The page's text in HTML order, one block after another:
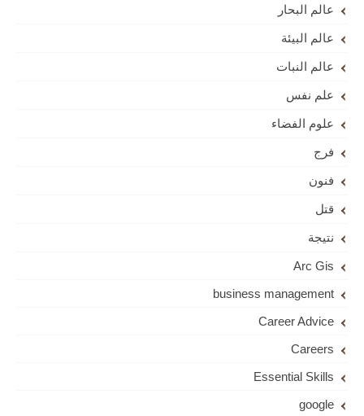
عالم البحار
عالم البيئة
عالم النبات
علم نفس
علوم الفضاء
فرج
فنون
قتل
نتيجة
Arc Gis
business management
Career Advice
Careers
Essential Skills
google